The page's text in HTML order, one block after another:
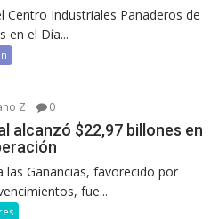
Centro Industriales Panaderos de
en el Día...
Z 0
alcanzó $22,97 billones en
las Ganancias, favorecido por
fue...